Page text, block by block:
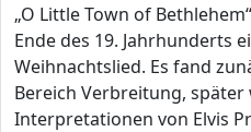
„O Little Town of
Ende des 19. Jahrhunderts
Weihnachtslied. Es fand
Bereich Verbreitung,
Interpretationen von Elvis